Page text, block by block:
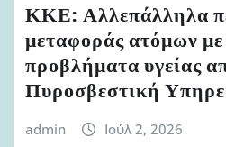
ΚΚΕ: Αλλεπάλληλα
μεταφοράς ατόμων
προβλήματα υγείας
Πυροσβεστική
admin Ιούλ 2, 2026